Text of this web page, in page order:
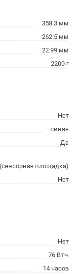
358.3 мм
262.5 мм
22.99 мм
2200 г
Нет
синяя
Да
площадка)
Нет
Нет
76 Вт·ч
14 часов